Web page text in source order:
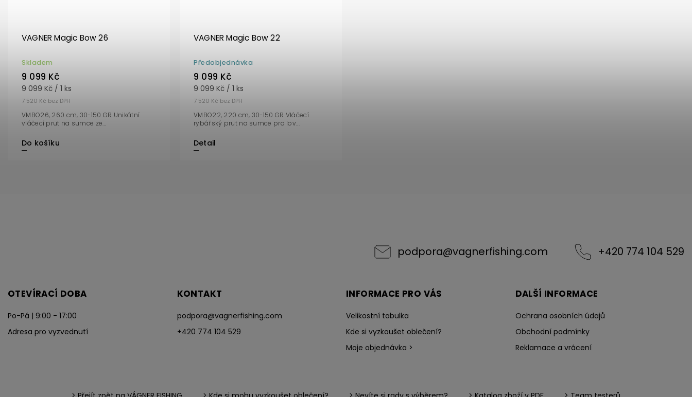
VAGNER Magic Bow 26
Skladem
7 520 Kč bez DPH
9 099 Kč
9 099 Kč / 1 ks
Do košíku
VMBO26, 260 cm, 30-150 GR Unikátní
vláčecí prut na sumce ze...
VAGNER Magic Bow 22
Předobjednávka
7 520 Kč bez DPH
9 099 Kč
9 099 Kč / 1 ks
Detail
VMBO22, 220 cm, 30-150 GR Vláčecí
rybářský prut na sumce pro lov...
podpora@vagnerfishing.com +420 774 104 529
OTEVÍRACÍ DOBA
Po-Pá | 9:00 - 17:00
Adresa pro vyzvednutí
KONTAKT
podpora@vagnerfishing.com
+420 774 104 529
INFORMACE PRO VÁS
Velikostní tabulka
Kde si vyzkoušet oblečení?
Moje objednávka >
DALŠÍ INFORMACE
Ochrana osobních údajů
Obchodní podmínky
Reklamace a vrácení